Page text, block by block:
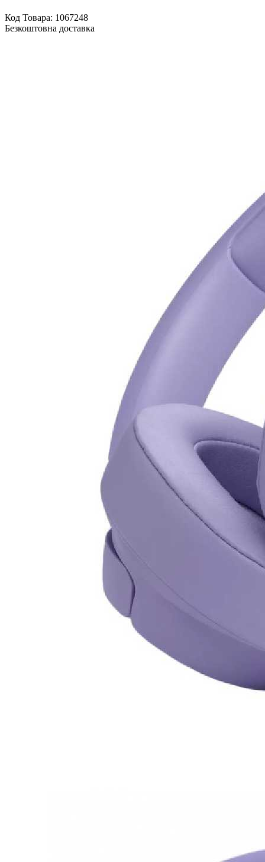
Код Товара: 1067248
Безкоштовна доставка